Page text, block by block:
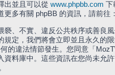
出並且可以從 www.phpbb.com 下
多有關 phpBB 的資訊，請前往：
、不實、違反公共秩序或善良
定，我們將會立即並且永久的
的違法情節發生。您同意「
料庫中。這些資訊在您尚未允